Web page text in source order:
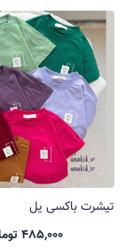
تیشرت باکسی یل
485,000 تومان